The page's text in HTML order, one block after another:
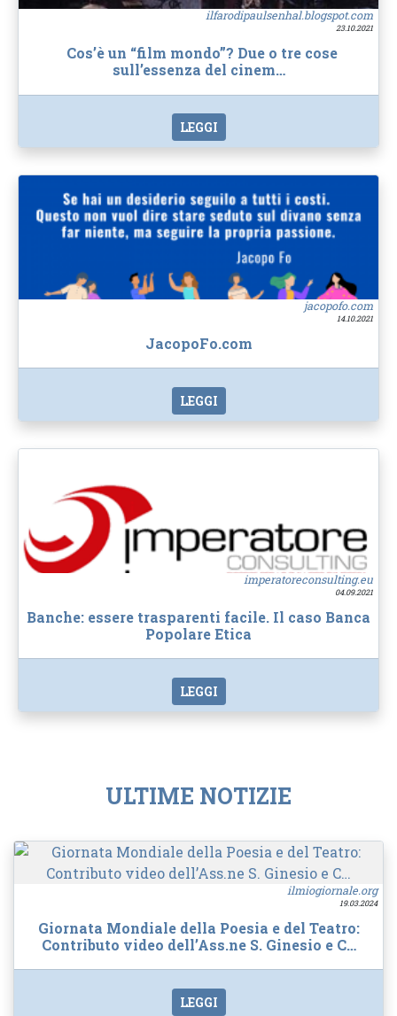
ilfarodipaulsenhal.blogspot.com
23.10.2021
Cos’è un “film mondo”? Due o tre cose
sull’essenza del cinem…
LEGGI
jacopofo.com
14.10.2021
JacopoFo.com
LEGGI
imperatoreconsulting.eu
04.09.2021
Banche: essere trasparenti facile. Il caso Banca
Popolare Etica
LEGGI
ULTIME NOTIZIE
ilmiogiornale.org
19.03.2024
Giornata Mondiale della Poesia e del Teatro:
Contributo video dell’Ass.ne S. Ginesio e C…
LEGGI